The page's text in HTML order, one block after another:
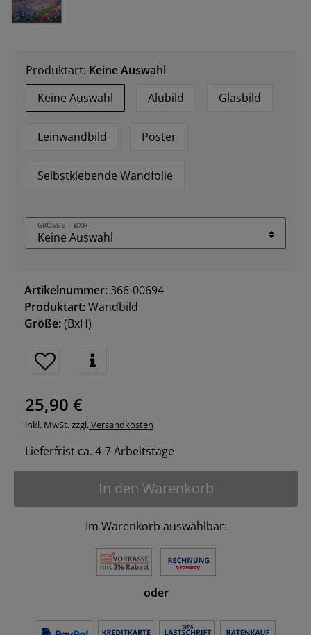
Produktart: Keine Auswahl
Keine Auswahl
Alubild Glasbild
Leinwandbild Poster
Selbstklebende Wandfolie
GRÖSSE | BXH
Artikelnummer:366-00694
Produktart:Wandbild
Größe:(BxH)
25,90 €
inkl. MwSt. zzgl.Versandkosten
Lieferfrist ca. 4-7 Arbeitstage
In den Warenkorb
Im Warenkorb auswählbar:
oder